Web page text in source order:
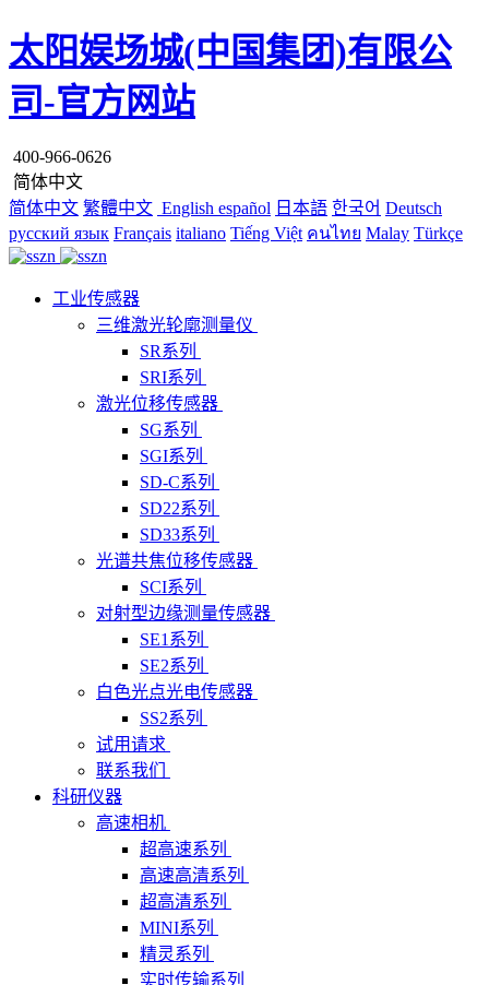
太阳娱场城(中国集团)有限公
司-官方网站
400-966-0626
简体中文
简体中文 繁體中文 English español 日本語 한국어 Deutsch
русский язык Français italiano Tiếng Việt คนไทย Malay Türkçe
工业传感器
三维激光轮廓测量仪
SR系列
SRI系列
激光位移传感器
SG系列
SGI系列
SD-C系列
SD22系列
SD33系列
光谱共焦位移传感器
SCI系列
对射型边缘测量传感器
SE1系列
SE2系列
白色光点光电传感器
SS2系列
试用请求
联系我们
科研仪器
高速相机
超高速系列
高速高清系列
超高清系列
MINI系列
精灵系列
实时传输系列